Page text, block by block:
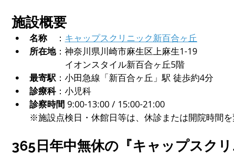
施設概要
名称 ： キャップスクリニック新百合ヶ丘
所在地：神奈川県川崎市麻生区上麻生1-19
イオンスタイル新百合ヶ丘5階
最寄駅 ：小田急線「新百合ヶ丘」駅 徒歩約4分
診療科：小児科
診察時間 9:00-13:00 / 15:00-21:00
※施設点検日・休館日等は、休診または開院時間
365日年中無休の『キャップスクリ